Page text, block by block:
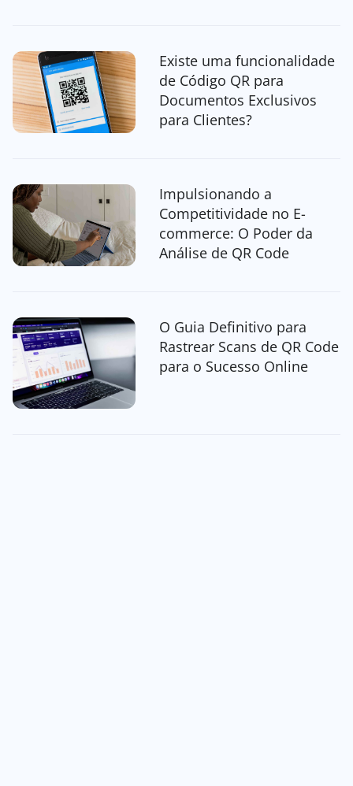
Existe uma funcionalidade
de Código QR para
Documentos Exclusivos
para Clientes?
Impulsionando a
Competitividade no E-
commerce: O Poder da
Análise de QR Code
O Guia Definitivo para
Rastrear Scans de QR Code
para o Sucesso Online